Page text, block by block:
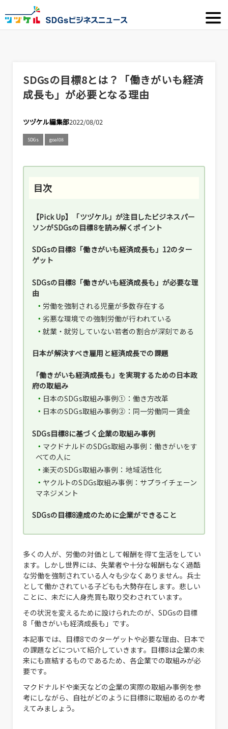
SDGsの目標8とは？「働きがいも経済
成長も」が必要となる理由
ツヅケル編集部2022/08/02
SDGs goal08
【Pick Up】「ツヅケル」が注目したビジネスパー
ソンがSDGsの目標8を読み解くポイント
SDGsの目標8「働きがいも経済成長も」12のター
ゲット
SDGsの目標8「働きがいも経済成長も」が必要な理
由
労働を強制される児童が多数存在する
劣悪な環境での強制労働が行われている
就業・就労していない若者の割合が深刻である
日本が解決すべき雇用と経済成長での課題
「働きがいも経済成長も」を実現するための日本政
府の取組み
日本のSDGs取組み事例①：働き方改革
日本のSDGs取組み事例②：同一労働同一賃金
SDGs目標8に基づく企業の取組み事例
マクドナルドのSDGs取組み事例：働きがいをす
べての人に
楽天のSDGs取組み事例：地域活性化
ヤクルトのSDGs取組み事例：サプライチェーン
マネジメント
SDGsの目標8達成のために企業ができること
多くの人が、労働の対価として報酬を得て生活をしてい
ます。しかし世界には、失業者や十分な報酬もなく過酷
な労働を強制されている人々も少なくありません。兵士
として働かされている子どもも大勢存在します。悲しい
ことに、未だに人身売買も取り交わされています。
その状況を変えるために設けられたのが、SDGsの目標
8「働きがいも経済成長も」です。
本記事では、目標8でのターゲットや必要な理由、日本で
の課題などについて紹介していきます。目標8は企業の未
来にも直結するものであるため、各企業での取組みが必
要です。
マクドナルドや楽天などの企業の実際の取組み事例を参
考にしながら、自社がどのように目標8に取組めるのか考
えてみましょう。